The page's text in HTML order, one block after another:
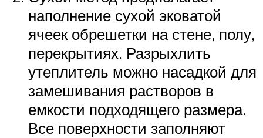
наполнение сухой эковатой
ячеек обрешетки на стене, полу,
перекрытиях. Разрыхлить
утеплитель можно насадкой для
замешивания растворов в
емкости подходящего размера.
Все поверхности заполняют